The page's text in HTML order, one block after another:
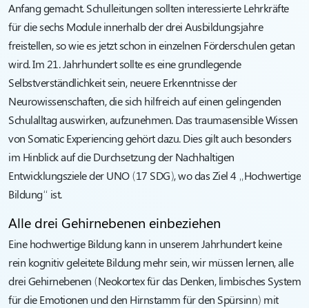
Anfang gemacht. Schulleitungen sollten interessierte Lehrkräfte
für die sechs Module innerhalb der drei Ausbildungsjahre
freistellen, so wie es jetzt schon in einzelnen Förderschulen getan
wird. Im 21. Jahrhundert sollte es eine grundlegende
Selbstverständlichkeit sein, neuere Erkenntnisse der
Neurowissenschaften, die sich hilfreich auf einen gelingenden
Schulalltag auswirken, aufzunehmen. Das traumasensible Wissen
von Somatic Experiencing gehört dazu. Dies gilt auch besonders
im Hinblick auf die Durchsetzung der Nachhaltigen
Entwicklungsziele der UNO (17 SDG), wo das Ziel 4 „Hochwertige
Bildung“ ist.
Alle drei Gehirnebenen einbeziehen
Eine hochwertige Bildung kann in unserem Jahrhundert keine
rein kognitiv geleitete Bildung mehr sein, wir müssen lernen, alle
drei Gehirnebenen (Neokortex für das Denken, limbisches System
für die Emotionen und den Hirnstamm für den Spürsinn) mit